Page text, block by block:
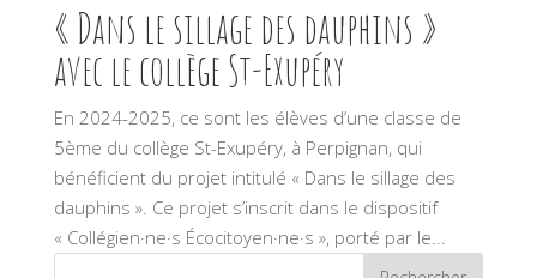
« Dans le sillage des dauphins »
avec le collège St-Exupéry
En 2024-2025, ce sont les élèves d’une classe de
5ème du collège St-Exupéry, à Perpignan, qui
bénéficient du projet intitulé « Dans le sillage des
dauphins ». Ce projet s’inscrit dans le dispositif
« Collégien·ne·s Écocitoyen·ne·s », porté par le...